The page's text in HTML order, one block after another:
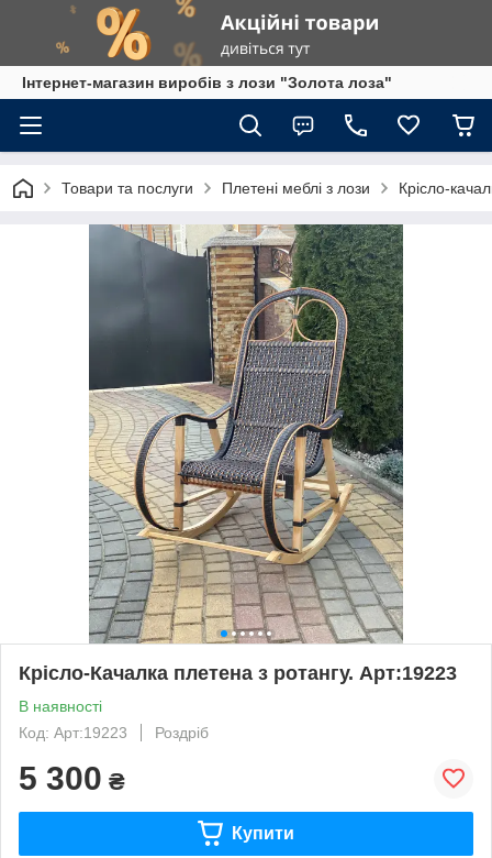
Інтернет-магазин виробів з лози "Золота лоза"
Товари та послуги Плетені меблі з лози Крісло-
Крісло-Качалка плетена з ротангу. Арт:19223
В наявності
Код: Арт:19223
Роздріб
5 300 ₴
Купити